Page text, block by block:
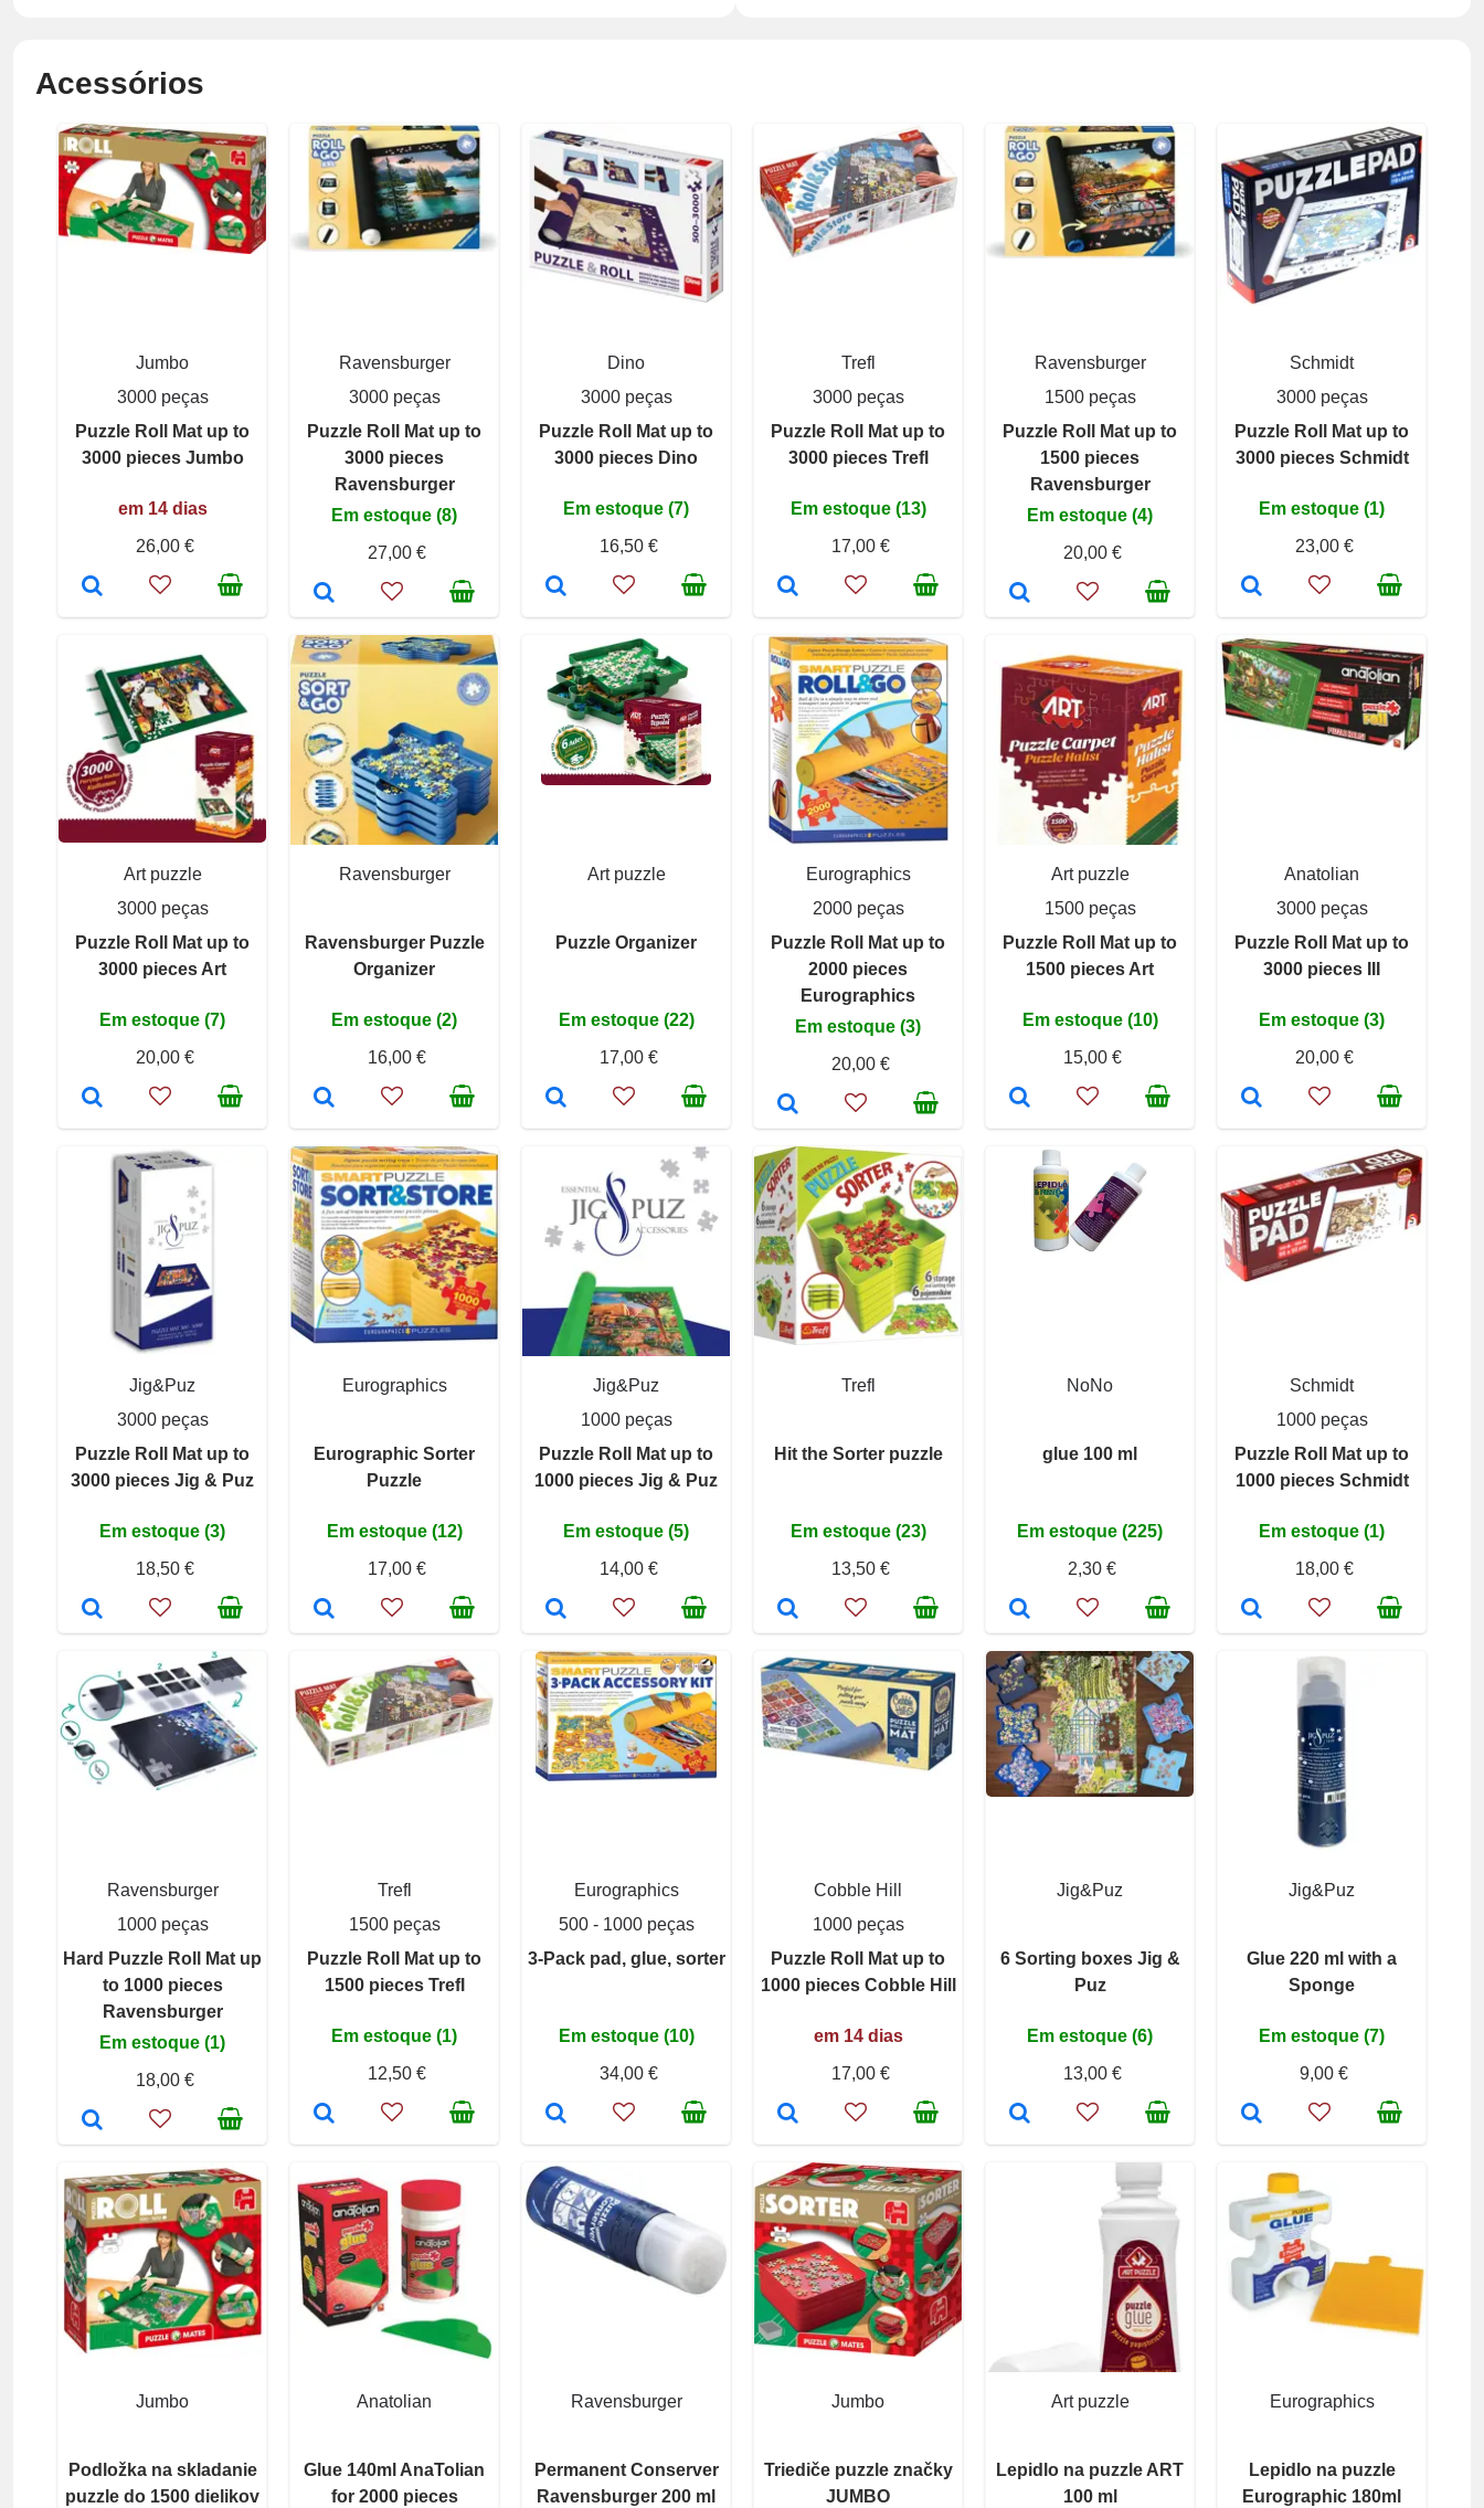
Acessórios
Jumbo
3000 peças
Puzzle Roll Mat up to
3000 pieces Jumbo
em 14 dias
26,00 €
Ravensburger
3000 peças
Puzzle Roll Mat up to
3000 pieces
Ravensburger
Em estoque (8)
27,00 €
Dino
3000 peças
Puzzle Roll Mat up to
3000 pieces Dino
Em estoque (7)
16,50 €
Trefl
3000 peças
Puzzle Roll Mat up to
3000 pieces Trefl
Em estoque (13)
17,00 €
Ravensburger
1500 peças
Puzzle Roll Mat up to
1500 pieces
Ravensburger
Em estoque (4)
20,00 €
Schmidt
3000 peças
Puzzle Roll Mat up to
3000 pieces Schmidt
Em estoque (1)
23,00 €
Art puzzle
3000 peças
Puzzle Roll Mat up to
3000 pieces Art
Em estoque (7)
20,00 €
Ravensburger
Ravensburger Puzzle
Organizer
Em estoque (2)
16,00 €
Art puzzle
Puzzle Organizer
Em estoque (22)
17,00 €
Eurographics
2000 peças
Puzzle Roll Mat up to
2000 pieces
Eurographics
Em estoque (3)
20,00 €
Art puzzle
1500 peças
Puzzle Roll Mat up to
1500 pieces Art
Em estoque (10)
15,00 €
Anatolian
3000 peças
Puzzle Roll Mat up to
3000 pieces III
Em estoque (3)
20,00 €
Jig&Puz
3000 peças
Puzzle Roll Mat up to
3000 pieces Jig & Puz
Em estoque (3)
18,50 €
Eurographics
Eurographic Sorter
Puzzle
Em estoque (12)
17,00 €
Jig&Puz
1000 peças
Puzzle Roll Mat up to
1000 pieces Jig & Puz
Em estoque (5)
14,00 €
Trefl
Hit the Sorter puzzle
Em estoque (23)
13,50 €
NoNo
glue 100 ml
Em estoque (225)
2,30 €
Schmidt
1000 peças
Puzzle Roll Mat up to
1000 pieces Schmidt
Em estoque (1)
18,00 €
Ravensburger
1000 peças
Hard Puzzle Roll Mat up
to 1000 pieces
Ravensburger
Em estoque (1)
18,00 €
Trefl
1500 peças
Puzzle Roll Mat up to
1500 pieces Trefl
Em estoque (1)
12,50 €
Eurographics
500 - 1000 peças
3-Pack pad, glue, sorter
Em estoque (10)
34,00 €
Cobble Hill
1000 peças
Puzzle Roll Mat up to
1000 pieces Cobble Hill
em 14 dias
17,00 €
Jig&Puz
6 Sorting boxes Jig &
Puz
Em estoque (6)
13,00 €
Jig&Puz
Glue 220 ml with a
Sponge
Em estoque (7)
9,00 €
Jumbo
Podložka na skladanie
puzzle do 1500 dielikov
Anatolian
Glue 140ml AnaTolian
for 2000 pieces
Ravensburger
Permanent Conserver
Ravensburger 200 ml
Jumbo
Triediče puzzle značky
JUMBO
Art puzzle
Lepidlo na puzzle ART
100 ml
Eurographics
Lepidlo na puzzle
Eurographic 180ml